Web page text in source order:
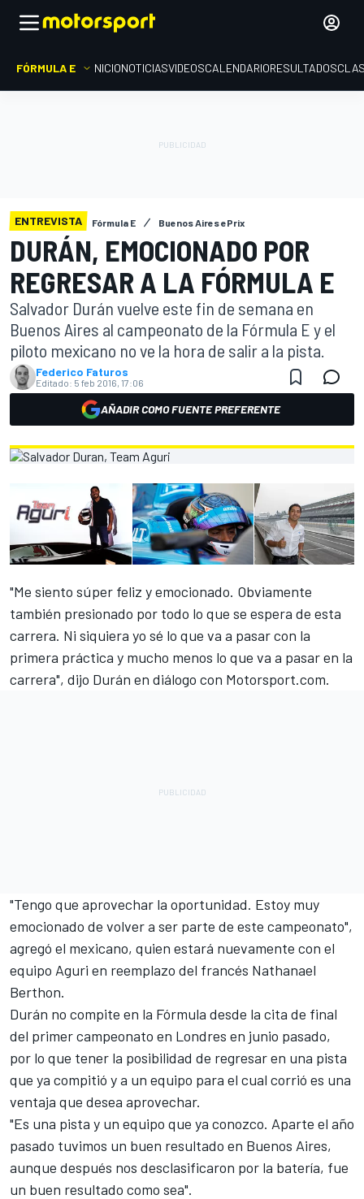
FÓRMULA E INICIONOTICIASVIDEOSCALENDARIORESULTADOS
ENTREVISTA Fórmula E Buenos Aires ePrix
DURÁN, EMOCIONADO POR
REGRESAR A LA FÓRMULA E
Salvador Durán vuelve este fin de semana en
Buenos Aires al campeonato de la Fórmula E y el
piloto mexicano no ve la hora de salir a la pista.
Federico Faturos
Editado: 5 feb 2016, 17:06
AÑADIR COMO FUENTE PREFERENTE
"Me siento súper feliz y emocionado. Obviamente
también presionado por todo lo que se espera de esta
carrera. Ni siquiera yo sé lo que va a pasar con la
primera práctica y mucho menos lo que va a pasar en la
carrera", dijo Durán en diálogo con Motorsport.com.
"Tengo que aprovechar la oportunidad. Estoy muy
emocionado de volver a ser parte de este campeonato",
agregó el mexicano, quien estará nuevamente con el
equipo Aguri en reemplazo del francés Nathanael
Berthon.
Durán no compite en la Fórmula desde la cita de final
del primer campeonato en Londres en junio pasado,
por lo que tener la posibilidad de regresar en una pista
que ya compitió y a un equipo para el cual corrió es una
ventaja que desea aprovechar.
"Es una pista y un equipo que ya conozco. Aparte el año
pasado tuvimos un buen resultado en Buenos Aires,
aunque después nos desclasificaron por la batería, fue
un buen resultado como sea".